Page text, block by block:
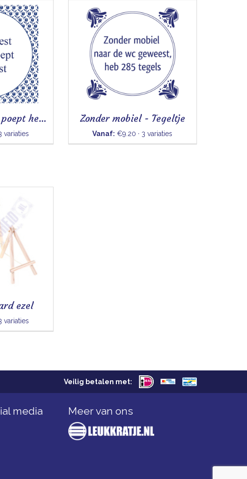
Oost west thuis poept het best
variaties
Zonder mobiel - Tegeltje
Vanaf: €9.20 · 3 variaties
ezel
variaties
Veilig betalen met:
media Meer van ons